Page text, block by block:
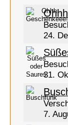
24.
31.
7.